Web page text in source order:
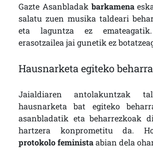
Gazte Asanbladakbarkamena
salatu zuen musika taldeari
eta laguntza ez
erasotzailea jai gunetik ez
Hausnarketa egiteko beharra
Jaialdiaren antolakuntzak
hausnarketa bat egiteko
asanbladatik eta beharrezkoak
hartzera konprometitu da.
protokolo feministaabian dela